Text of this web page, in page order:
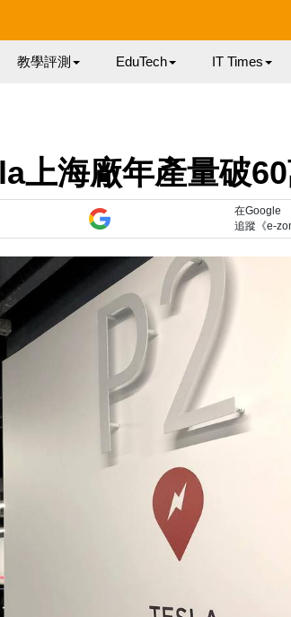
教學評測 EduTech IT Times
上海廠年產量破
在Google
追蹤《e-